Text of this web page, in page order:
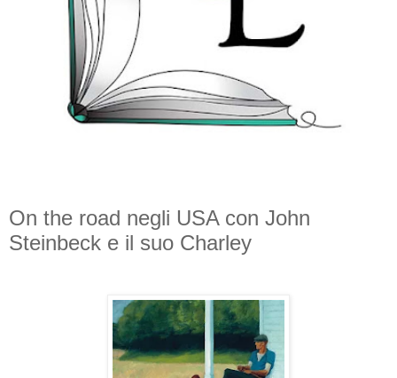
On the road negli USA con John
Steinbeck e il suo Charley